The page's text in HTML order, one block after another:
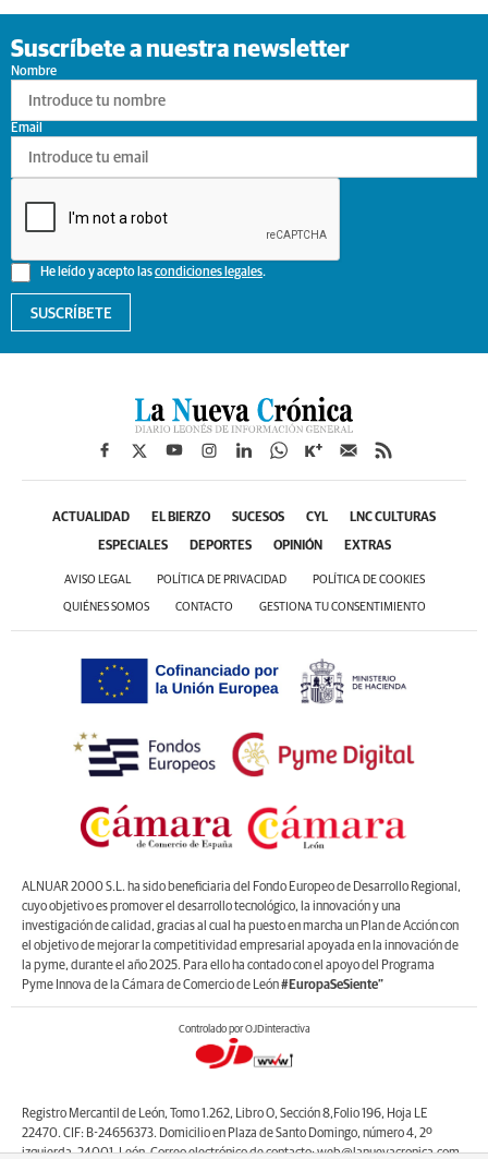
Suscríbete a nuestra newsletter
Nombre
He leído y acepto lascondiciones legales.
Email
SUSCRÍBETE
ACTUALIDAD EL BIERZO SUCESOS CYL LNC CULTURAS
ESPECIALES DEPORTES OPINIÓN EXTRAS
AVISO LEGAL POLÍTICA DE PRIVACIDAD POLÍTICA DE COOKIES
QUIÉNES SOMOS CONTACTO GESTIONA TU CONSENTIMIENTO
ALNUAR 2000 S.L. ha sido beneficiaria del Fondo Europeo de Desarrollo Regional,
cuyo objetivo es promover el desarrollo tecnológico, la innovación y una
investigación de calidad, gracias al cual ha puesto en marcha un Plan de Acción con
el objetivo de mejorar la competitividad empresarial apoyada en la innovación de
la pyme, durante el año 2025. Para ello ha contado con el apoyo del Programa
Pyme Innova de la Cámara de Comercio de León#EuropaSeSiente”
Controlado por OJDinteractiva
Registro Mercantil de León, Tomo 1.262, Libro O, Sección 8,Folio 196, Hoja LE
22470. CIF: B-24656373. Domicilio en Plaza de Santo Domingo, número 4, 2º
izquierda, 24001, León. Correo electrónico de contacto: web@lanuevacronica.com.